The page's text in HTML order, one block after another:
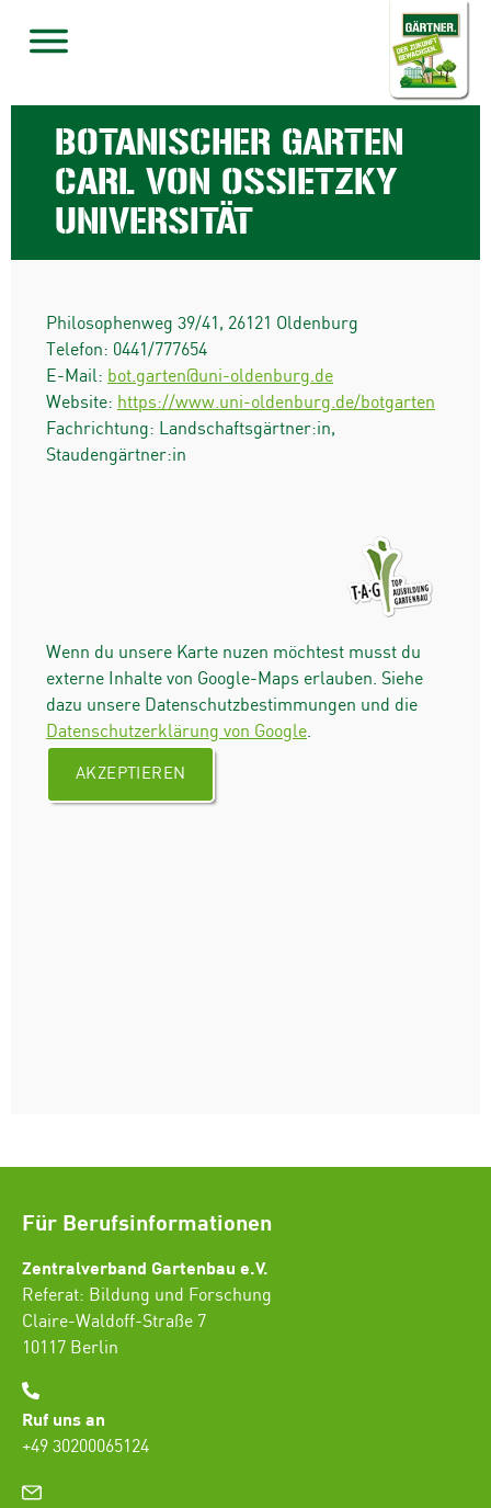
BOTANISCHER GARTEN
CARL VON OSSIETZKY
UNIVERSITÄT
Philosophenweg 39/41 , 26121 Oldenburg
Telefon: 0441/777654
E-Mail: bot.garten@uni-oldenburg.de
Website: https://www.uni-oldenburg.de/botgarten
Fachrichtung: Landschaftsgärtner:in,
Staudengärtner:in
Wenn du unsere Karte nuzen möchtest musst du
externe Inhalte von Google-Maps erlauben. Siehe
dazu unsere Datenschutzbestimmungen und die
Datenschutzerklärung von Google.
AKZEPTIEREN
Für Berufsinformationen
Zentralverband Gartenbau e.V.
Referat: Bildung und Forschung
Claire-Waldoff-Straße 7
10117 Berlin
Ruf uns an
+49 30200065124